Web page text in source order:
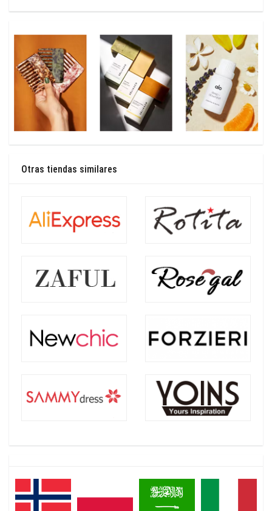
Otras tiendas similares